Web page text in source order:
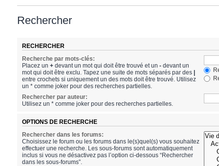
Rechercher
RECHERCHER
Recherche par mots-clés:
Placez un +devant un mot qui doit être trouvé et un -devant un
mot qui doit être exclu. Tapez une suite de mots séparés par des
entre crochets si uniquement un des mots doit être trouvé. Utilisez
un * comme joker pour des recherches partielles.
Rechercher par auteur:
Utilisez un * comme joker pour des recherches partielles.
OPTIONS DE RECHERCHE
Rechercher dans les forums:
Choisissez le forum ou les forums dans le(s)quel(s) vous souhaitez
effectuer une recherche. Les sous-forums sont automatiquement
inclus si vous ne désactivez pas l’option ci-dessous “Rechercher
dans les sous-forums”.